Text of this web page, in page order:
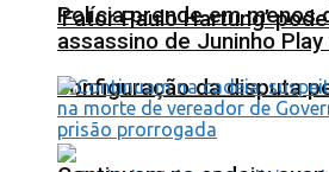
‘Fator Paulo Hartung’
configuração da disputa
Polícia prende em menos
assassino de Juninho